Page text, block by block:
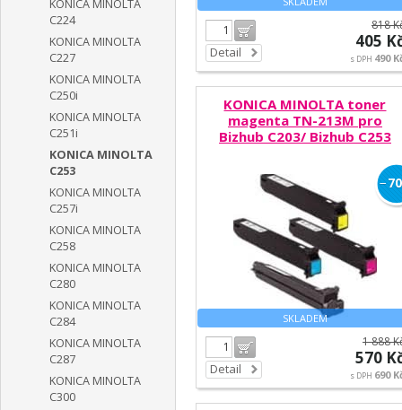
Detail
818
405
s DPH 490
KONICA MINOLTA toner
magenta TN-213M pro
Bizhub C203/ Bizhub C253
SKLADEM
−70
Detail
1 888
570
s DPH 690
KONICA MINOLTA
C224
KONICA MINOLTA
C227
KONICA MINOLTA
C250i
KONICA MINOLTA
C251i
KONICA MINOLTA
C253
KONICA MINOLTA
C257i
KONICA MINOLTA
C258
KONICA MINOLTA
C280
KONICA MINOLTA
C284
KONICA MINOLTA
C287
KONICA MINOLTA
C300